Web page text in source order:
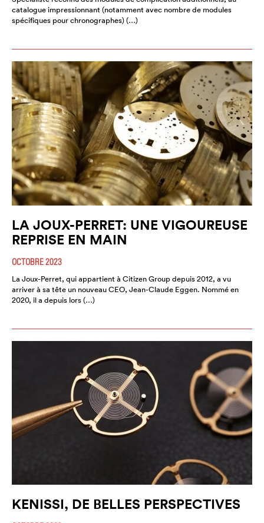
catalogue impressionnant (notamment avec nombre de modules
spécifiques pour chronographes) (…)
LA JOUX-PERRET: UNE VIGOUREUSE
REPRISE EN MAIN
OCTOBRE 2023
La Joux-Perret, qui appartient à Citizen Group depuis 2012, a vu
arriver à sa tête un nouveau CEO, Jean-Claude Eggen. Nommé en
2020, il a depuis lors (…)
KENISSI, DE BELLES PERSPECTIVES